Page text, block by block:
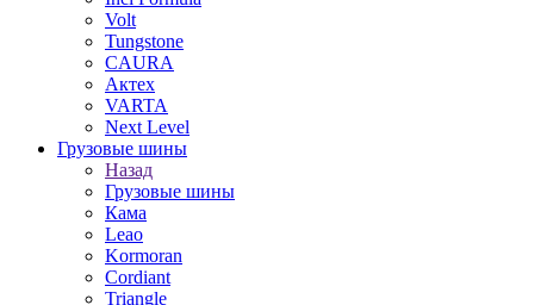
Volt
Tungstone
CAURA
Актех
VARTA
Next Level
Грузовые шины
Назад
Грузовые шины
Кама
Leao
Kormoran
Cordiant
Triangle